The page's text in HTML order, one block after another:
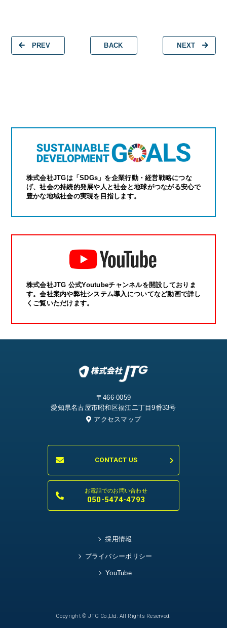
NEXT
BACK
PREV
株式会社JTGは「SDGs」を企業行動・経営戦略につな
げ、社会の持続的発展や人と社会と地球がつながる安心で
豊かな地域社会の実現を目指します。
株式会社JTG 公式Youtubeチャンネルを開設しておりま
す。会社案内や弊社システム導入についてなど動画で詳し
くご覧いただけます。
〒466-0059
愛知県名古屋市昭和区福江二丁目9番33号
アクセスマップ
CONTACT US
お電話でのお問い合わせ
050-5474-4793
採用情報
プライバシーポリシー
YouTube
Copyright © JTG Co.,Ltd. All Rights Reserved.